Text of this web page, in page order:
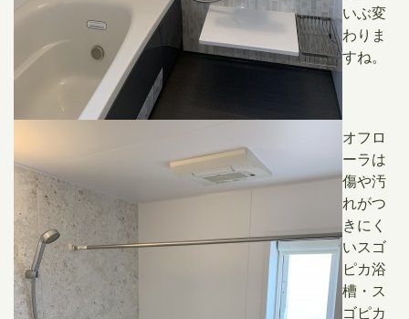
いぶ変
わりま
すね。
オフロ
ーラは
傷や汚
れがつ
きにく
いスゴ
ピカ浴
槽・ス
ゴピカ